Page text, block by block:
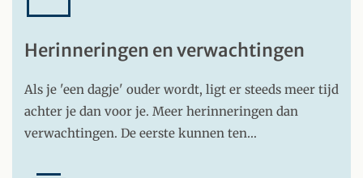
Herinneringen en verwachtingen
Als je 'een dagje' ouder wordt, ligt er steeds meer tijd
achter je dan voor je. Meer herinneringen dan
verwachtingen. De eerste kunnen ten…